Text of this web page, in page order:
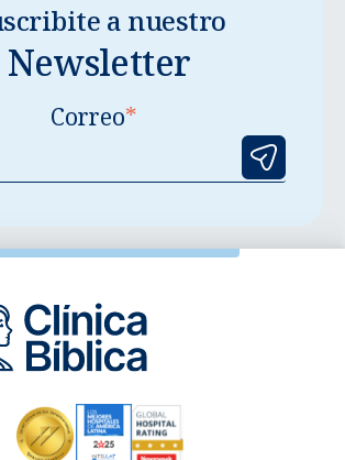
a nuestro
Newsletter
Correo*